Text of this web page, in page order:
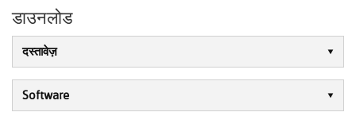
डाउनलोड
दस्तावेज़
Software